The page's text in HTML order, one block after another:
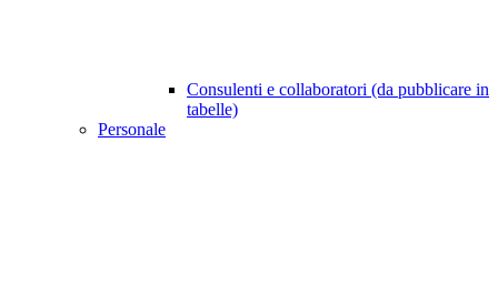
Consulenti e collaboratori (da pubblicare in
tabelle)
Personale